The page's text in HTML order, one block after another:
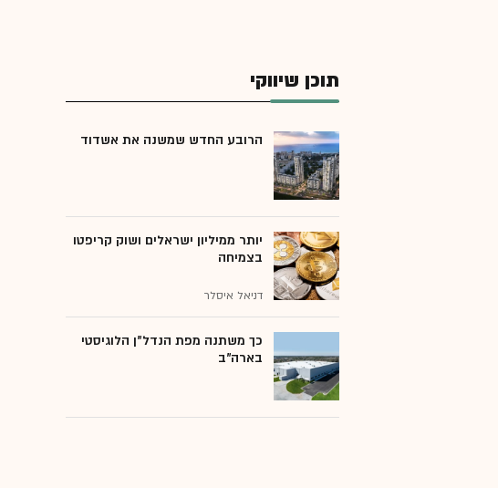
תוכן שיווקי
הרובע החדש שמשנה את אשדוד
יותר ממיליון ישראלים ושוק קריפטו
בצמיחה
דניאל איסלר
כך משתנה מפת הנדל"ן הלוגיסטי
בארה"ב